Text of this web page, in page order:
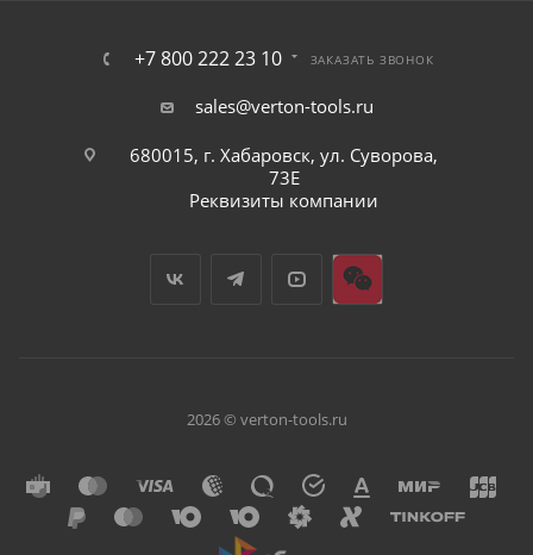
+7 800 222 23 10 ЗАКАЗАТЬ ЗВОНОК
sales@verton-tools.ru
680015, г. Хабаровск, ул. Суворова,
73Е
Реквизиты компании
2026 © verton-tools.ru